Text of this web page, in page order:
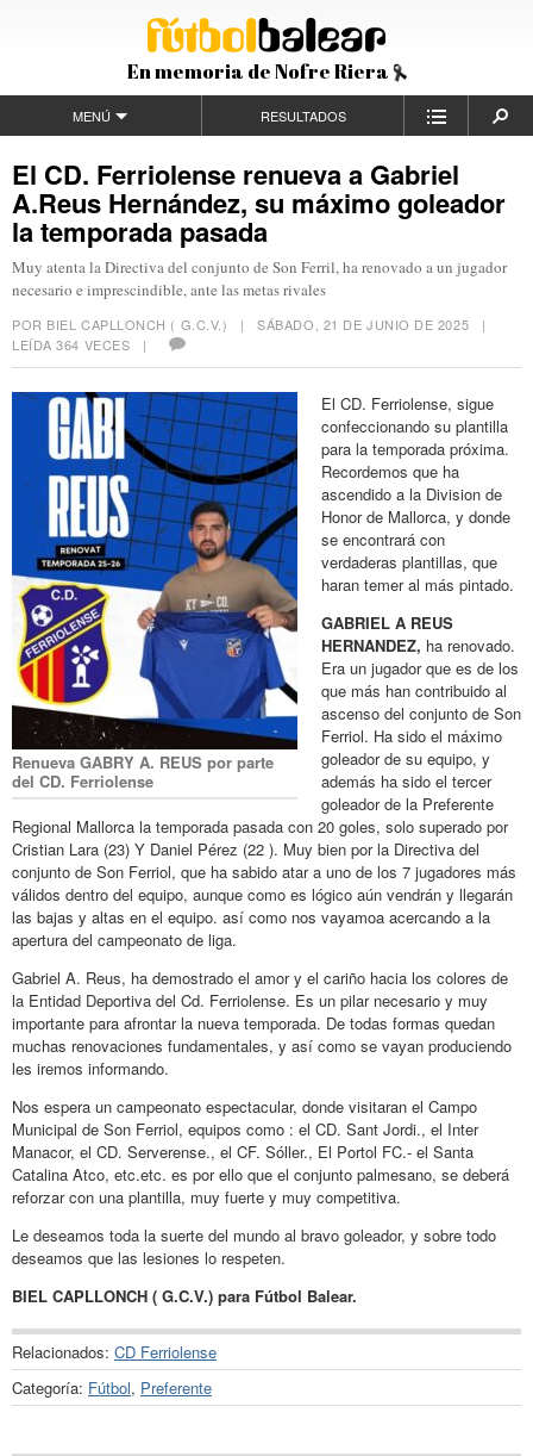
En memoria de Nofre Riera
MENÚ RESULTADOS
El CD. Ferriolense renueva a Gabriel
A.Reus Hernández, su máximo goleador
la temporada pasada
Muy atenta la Directiva del conjunto de Son Ferril, ha renovado a un jugador
necesario e imprescindible, ante las metas rivales
POR BIEL CAPLLONCH ( G.C.V.) |SÁBADO, 21 DE JUNIO DE 2025 |
LEÍDA 364 VECES |
Renueva GABRY A. REUS por parte
del CD. Ferriolense
El CD. Ferriolense, sigue
confeccionando su plantilla
para la temporada próxima.
Recordemos que ha
ascendido a la Division de
Honor de Mallorca, y donde
se encontrará con
verdaderas plantillas, que
haran temer al más pintado.
GABRIEL A REUS
HERNANDEZ, ha renovado.
Era un jugador que es de los
que más han contribuido al
ascenso del conjunto de Son
Ferriol. Ha sido el máximo
goleador de su equipo, y
además ha sido el tercer
goleador de la Preferente
Regional Mallorca la temporada pasada con 20 goles, solo superado por
Cristian Lara (23) Y Daniel Pérez (22 ). Muy bien por la Directiva del
conjunto de Son Ferriol, que ha sabido atar a uno de los 7 jugadores más
válidos dentro del equipo, aunque como es lógico aún vendrán y llegarán
las bajas y altas en el equipo. así como nos vayamoa acercando a la
apertura del campeonato de liga.
Gabriel A. Reus, ha demostrado el amor y el cariño hacia los colores de
la Entidad Deportiva del Cd. Ferriolense. Es un pilar necesario y muy
importante para afrontar la nueva temporada. De todas formas quedan
muchas renovaciones fundamentales, y así como se vayan produciendo
les iremos informando.
Nos espera un campeonato espectacular, donde visitaran el Campo
Municipal de Son Ferriol, equipos como : el CD. Sant Jordi., el Inter
Manacor, el CD. Serverense., el CF. Sóller., El Portol FC.- el Santa
Catalina Atco, etc.etc. es por ello que el conjunto palmesano, se deberá
reforzar con una plantilla, muy fuerte y muy competitiva.
Le deseamos toda la suerte del mundo al bravo goleador, y sobre todo
deseamos que las lesiones lo respeten.
BIEL CAPLLONCH ( G.C.V.) para Fútbol Balear.
Relacionados: CD Ferriolense
Categoría: Fútbol, Preferente